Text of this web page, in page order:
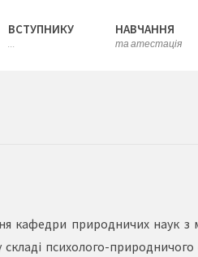
ВСТУПНИКУ НАВЧАННЯ
та атестація
кафедри природничих наук з
складі психолого-